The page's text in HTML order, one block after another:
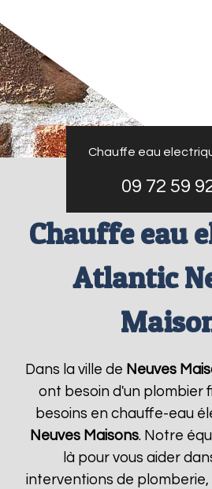
Chauffe eau
09 72 59
Chauffe eau
Atlantic
Dans la ville de Neuves
ont besoin d'un plombier
besoins en chauffe-eau
Neuves Maisons. Notre
là pour vous aider
interventions de